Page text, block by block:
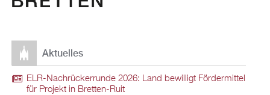
Aktuelles
ELR-Nachrückerrunde 2026: Land bewilligt Fördermittel
für Projekt in Bretten-Ruit